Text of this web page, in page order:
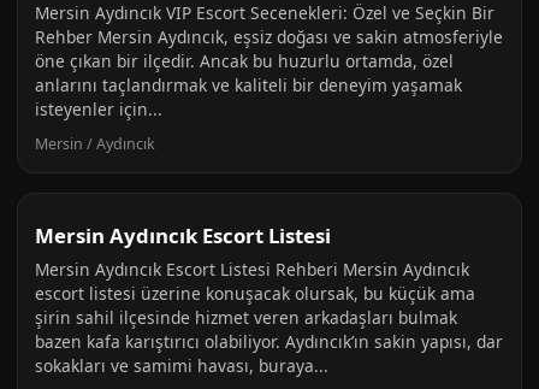
Mersin Aydıncık VIP Escort Secenekleri: Özel ve Seçkin Bir
Rehber Mersin Aydıncık, eşsiz doğası ve sakin atmosferiyle
öne çıkan bir ilçedir. Ancak bu huzurlu ortamda, özel
anlarını taçlandırmak ve kaliteli bir deneyim yaşamak
isteyenler için...
Mersin / Aydıncık
Mersin Aydıncık Escort Listesi
Mersin Aydıncık Escort Listesi Rehberi Mersin Aydıncık
escort listesi üzerine konuşacak olursak, bu küçük ama
şirin sahil ilçesinde hizmet veren arkadaşları bulmak
bazen kafa karıştırıcı olabiliyor. Aydıncık’ın sakin yapısı, dar
sokakları ve samimi havası, buraya...